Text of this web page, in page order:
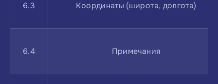
6.3 Координаты (широта, долгота)
6.4 Примечания